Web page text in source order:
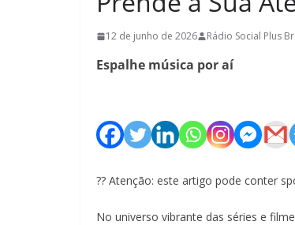
12 de junho de 2026 Rádio Social Plus
Espalhe música por aí
?? Atenção: este artigo pode conter
No universo vibrante das séries e